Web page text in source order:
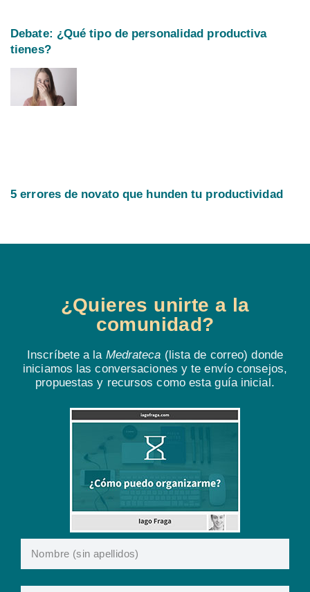
Debate: ¿Qué tipo de personalidad productiva
tienes?
5 errores de novato que hunden tu productividad
¿Quieres unirte a la
comunidad?
Inscríbete a la Medrateca (lista de correo) donde
iniciamos las conversaciones y te envío consejos,
propuestas y recursos como esta guía inicial.